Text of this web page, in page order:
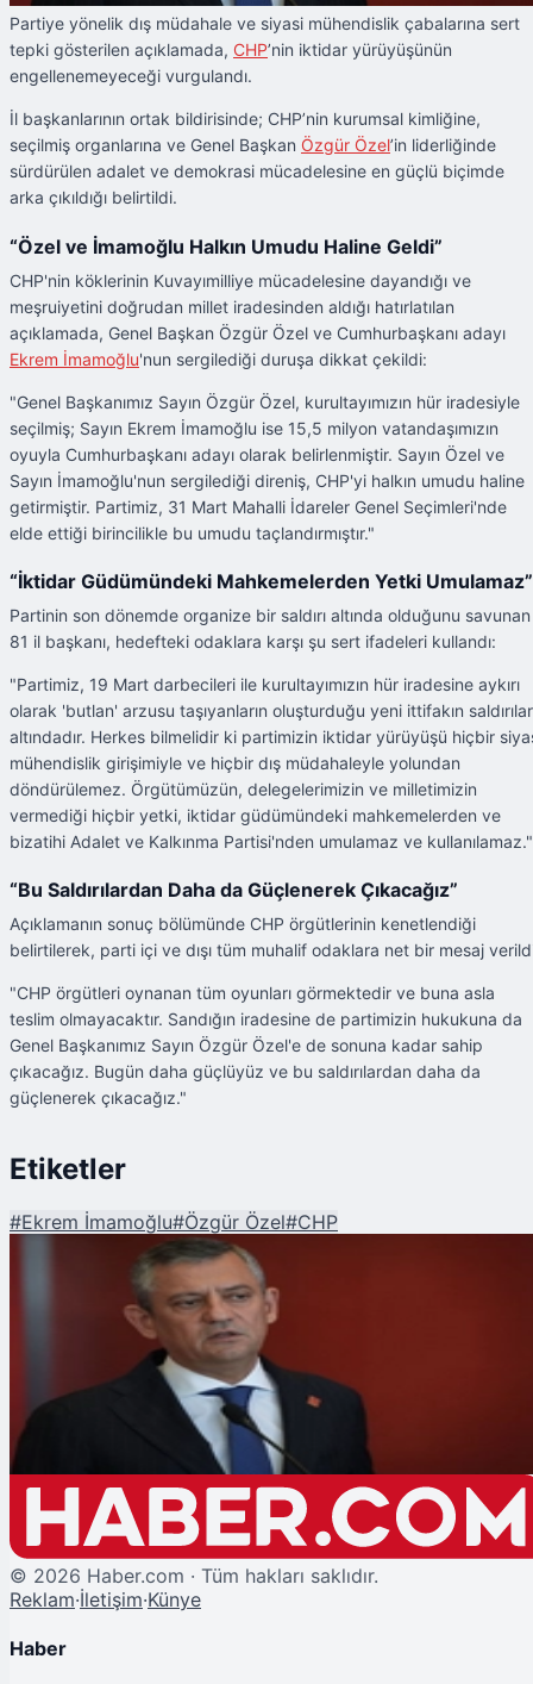
Partiye yönelik dış müdahale ve siyasi mühendislik çabalarına sert
tepki gösterilen açıklamada, CHP’nin iktidar yürüyüşünün
engellenemeyeceği vurgulandı.
İl başkanlarının ortak bildirisinde; CHP’nin kurumsal kimliğine,
seçilmiş organlarına ve Genel Başkan Özgür Özel’in liderliğinde
sürdürülen adalet ve demokrasi mücadelesine en güçlü biçimde
arka çıkıldığı belirtildi.
“Özel ve İmamoğlu Halkın Umudu Haline Geldi”
CHP'nin köklerinin Kuvayımilliye mücadelesine dayandığı ve
meşruiyetini doğrudan millet iradesinden aldığı hatırlatılan
açıklamada, Genel Başkan Özgür Özel ve Cumhurbaşkanı adayı
Ekrem İmamoğlu'nun sergilediği duruşa dikkat çekildi:
"Genel Başkanımız Sayın Özgür Özel, kurultayımızın hür iradesiyle
seçilmiş; Sayın Ekrem İmamoğlu ise 15,5 milyon vatandaşımızın
oyuyla Cumhurbaşkanı adayı olarak belirlenmiştir. Sayın Özel ve
Sayın İmamoğlu'nun sergilediği direniş, CHP'yi halkın umudu haline
getirmiştir. Partimiz, 31 Mart Mahalli İdareler Genel Seçimleri'nde
elde ettiği birincilikle bu umudu taçlandırmıştır."
“İktidar Güdümündeki Mahkemelerden Yetki Umulamaz”
Partinin son dönemde organize bir saldırı altında olduğunu savunan
81 il başkanı, hedefteki odaklara karşı şu sert ifadeleri kullandı:
"Partimiz, 19 Mart darbecileri ile kurultayımızın hür iradesine aykırı
olarak 'butlan' arzusu taşıyanların oluşturduğu yeni ittifakın
altındadır. Herkes bilmelidir ki partimizin iktidar yürüyüşü hiçbir
mühendislik girişimiyle ve hiçbir dış müdahaleyle yolundan
döndürülemez. Örgütümüzün, delegelerimizin ve milletimizin
vermediği hiçbir yetki, iktidar güdümündeki mahkemelerden ve
bizatihi Adalet ve Kalkınma Partisi'nden umulamaz ve kullanılamaz."
“Bu Saldırılardan Daha da Güçlenerek Çıkacağız”
Açıklamanın sonuç bölümünde CHP örgütlerinin kenetlendiği
belirtilerek, parti içi ve dışı tüm muhalif odaklara net bir mesaj
"CHP örgütleri oynanan tüm oyunları görmektedir ve buna asla
teslim olmayacaktır. Sandığın iradesine de partimizin hukukuna da
Genel Başkanımız Sayın Özgür Özel'e de sonuna kadar sahip
çıkacağız. Bugün daha güçlüyüz ve bu saldırılardan daha da
güçlenerek çıkacağız."
Etiketler
#Ekrem İmamoğlu#Özgür Özel#CHP
CHP'de 81 İl Başkanından Özgür Özel ve Ekrem İmamoğlu'na Tam Destek
© 2026 Haber.com · Tüm hakları saklıdır.
Reklam·İletişim·Künye
Haber